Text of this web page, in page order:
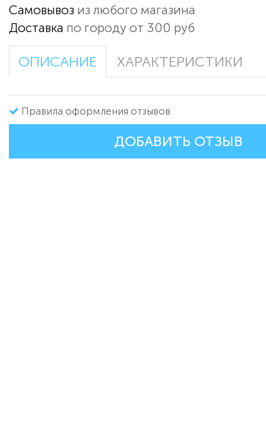
Самовывоз из любого магазина
Доставка по городу от 300 руб
ОПИСАНИЕ ХАРАКТЕРИСТИКИ
Правила оформления отзывов
ДОБАВИТЬ ОТЗЫВ